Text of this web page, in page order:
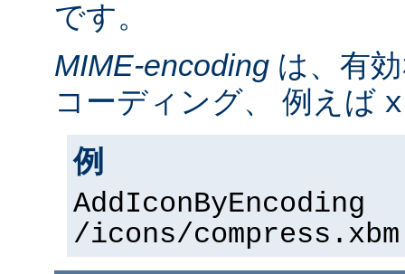
です。
MIME-encoding は、有
コーディング、 例えば
例
AddIconByEncoding
/icons/